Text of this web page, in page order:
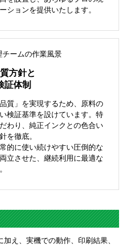
ションを提供いたします。
方針と
証体制
質」を実現するため、原料の
検証基準を設けています。特
わり、純正インクとの色合い
を徹底。
的に使い続けやすい圧倒的な
立させた、継続利用に最適な
え、実機での動作、印刷結果、